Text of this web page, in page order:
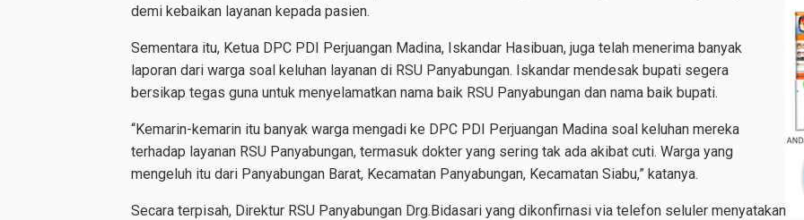
demi kebaikan layanan kepada pasien.
Sementara itu, Ketua DPC PDI Perjuangan Madina, Iskandar Hasibuan, juga telah menerima banyak
laporan dari warga soal keluhan layanan di RSU Panyabungan. Iskandar mendesak bupati segera
bersikap tegas guna untuk menyelamatkan nama baik RSU Panyabungan dan nama baik bupati.
“Kemarin-kemarin itu banyak warga mengadi ke DPC PDI Perjuangan Madina soal keluhan mereka
terhadap layanan RSU Panyabungan, termasuk dokter yang sering tak ada akibat cuti. Warga yang
mengeluh itu dari Panyabungan Barat, Kecamatan Panyabungan, Kecamatan Siabu,” katanya.
Secara terpisah, Direktur RSU Panyabungan Drg.Bidasari yang dikonfirnasi via telefon seluler menyatakan